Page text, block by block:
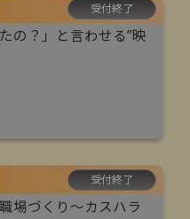
受付終了
の？」と言わせる”映
受付終了
場づくり～カスハラ